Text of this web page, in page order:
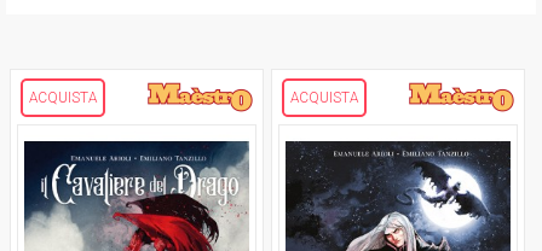
ACQUISTA ACQUISTA